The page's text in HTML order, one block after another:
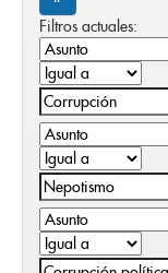
Filtros actuales: